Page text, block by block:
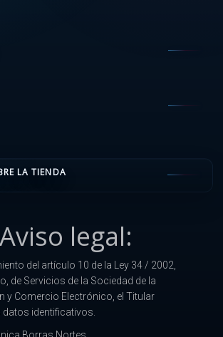
LA TIENDA
Aviso legal:
del artículo 10 de la Ley 34 / 2002,
de Servicios de la Sociedad de la
y Comercio Electrónico, el Titular
datos identificativos.